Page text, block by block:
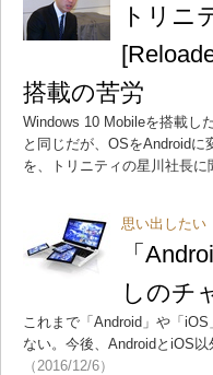
トリニ
搭載の苦労
Windows 10 Mobileを搭載し
と同じだが、OSをAndroid
を、トリニティの星川社長に
思い出したい
「
しのチ
これまで「Android」や「
ない。今後、AndroidとiOS
（2016/12/6）